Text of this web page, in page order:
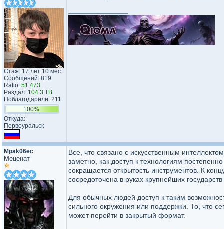
Стаж: 17 лет 10 мес.
Сообщений: 819
Ratio: 51.473
Раздал: 104.3 TB
Поблагодарили: 211
100%
Откуда:
Первоуральск
Mpak06ec
Меценат
Все, что связано с искусственным
заметно, как доступ к технологиям
сокращается открытость инструментов. К
сосредоточена в руках крупнейших
Для обычных людей доступ к таким
сильного окружения или поддержки. То, что
может перейти в закрытый формат.